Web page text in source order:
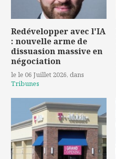
Redévelopper avec l'IA
: nouvelle arme de
dissuasion massive en
négociation
le le 06 Juillet 2026, dans
Tribunes